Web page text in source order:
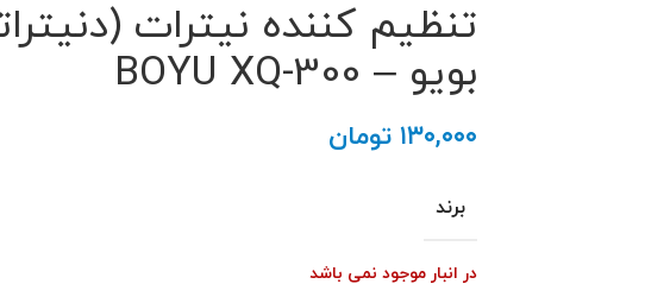
تنظیم کننده نیترات
بویو – BOYU XQ-300
۱۳۰,۰۰۰ تومان
برند
در انبار موجود نمی باشد